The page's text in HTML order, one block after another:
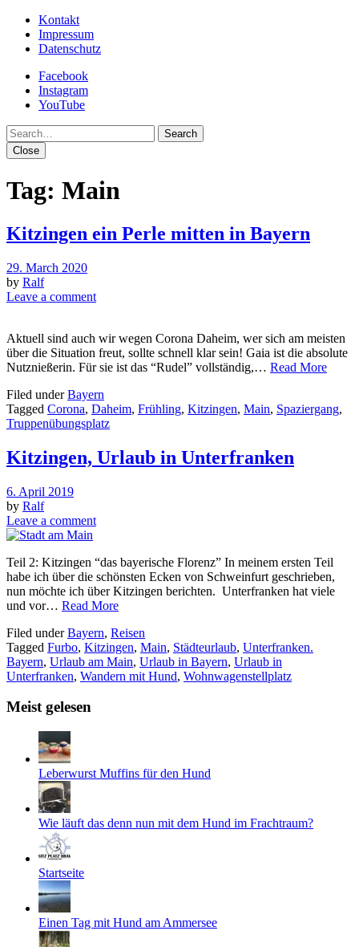
Kontakt
Impressum
Datenschutz
Facebook
Instagram
YouTube
Search
Close
Tag: Main
Kitzingen ein Perle mitten in Bayern
29. March 2020
by Ralf
Leave a comment
Aktuell sind auch wir wegen Corona Daheim, wer sich am meisten
über die Situation freut, sollte schnell klar sein! Gaia ist die absolute
Nutznießerin. Für sie ist das “Rudel” vollständig,… Read More
Filed underBayern
Tagged Corona, Daheim, Frühling, Kitzingen, Main, Spaziergang,
Truppenübungsplatz
Kitzingen, Urlaub in Unterfranken
6. April 2019
by Ralf
Leave a comment
Teil 2: Kitzingen “das bayerische Florenz” In meinem ersten Teil
habe ich über die schönsten Ecken von Schweinfurt geschrieben,
nun möchte ich über Kitzingen berichten. Unterfranken hat viele
und vor… Read More
Filed underBayern, Reisen
Tagged Furbo, Kitzingen, Main, Städteurlaub, Unterfranken.
Bayern, Urlaub am Main, Urlaub in Bayern, Urlaub in
Unterfranken, Wandern mit Hund, Wohnwagenstellplatz
Meist gelesen
Leberwurst Muffins für den Hund
Wie läuft das denn nun mit dem Hund im Frachtraum?
Startseite
Einen Tag mit Hund am Ammersee